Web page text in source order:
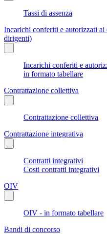
Tassi di assenza
Incarichi conferiti e autorizzati
dirigenti)
Incarichi conferiti e
in formato tabellare
Contrattazione collettiva
Contrattazione collettiva
Contrattazione integrativa
Contratti integrativi
Costi contratti integrativi
OIV
OIV - in formato tabellare
Bandi di concorso